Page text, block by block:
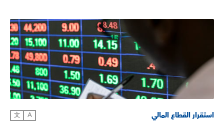
استقرار القطاع المالي A
文